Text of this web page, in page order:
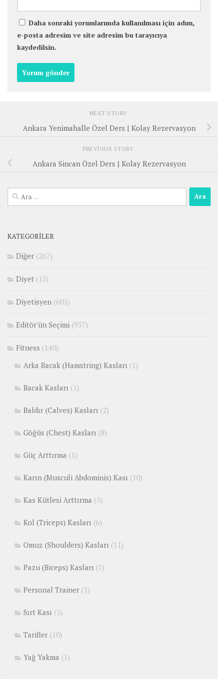
Daha sonraki yorumlarımda kullanılması için adım,
e-posta adresim ve site adresim bu tarayıcıya
kaydedilsin.
NEXT STORY
Ankara Yenimahalle Özel Ders | Kolay Rezervasyon
PREVIOUS STORY
Ankara Sincan Özel Ders | Kolay Rezervasyon
Arama:
KATEGORILER
Diğer (267)
Diyet (15)
Diyetisyen (605)
Editör'ün Seçimi (937)
Fitness (140)
Arka Bacak (Hamstring) Kasları (1)
Bacak Kasları (1)
Baldır (Calves) Kasları (2)
Göğüs (Chest) Kasları (8)
Güç Arttırma (1)
Karın (Musculi Abdominis) Kası (10)
Kas Kütlesi Arttırma (5)
Kol (Triceps) Kasları (6)
Omuz (Shoulders) Kasları (11)
Pazu (Biceps) Kasları (7)
Personal Trainer (1)
Sırt Kası (5)
Tarifler (10)
Yağ Yakma (1)